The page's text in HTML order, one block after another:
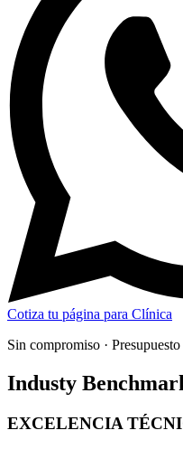
Cotiza tu página para Clínica
Sin compromiso ·
Industy
EXCELENCIA